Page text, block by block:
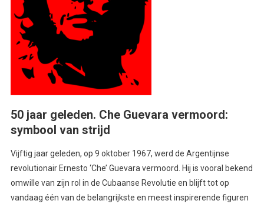
50 jaar geleden. Che Guevara vermoord:
symbool van strijd
Vijftig jaar geleden, op 9 oktober 1967, werd de Argentijnse
revolutionair Ernesto ‘Che’ Guevara vermoord. Hij is vooral bekend
omwille van zijn rol in de Cubaanse Revolutie en blijft tot op
vandaag één van de belangrijkste en meest inspirerende figuren